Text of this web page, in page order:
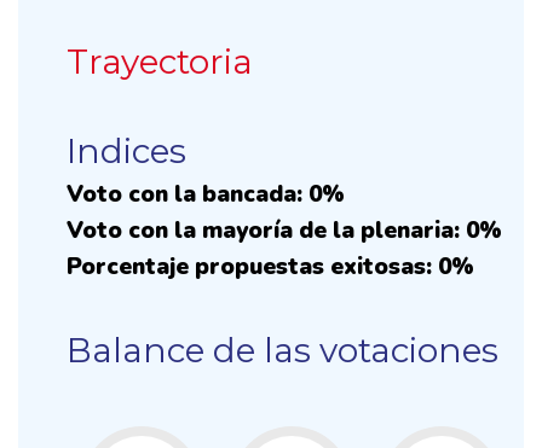
Trayectoria
Indices
Voto con la bancada: 0%
Voto con la mayoría de la plenaria: 0%
Porcentaje propuestas exitosas: 0%
Balance de las votaciones